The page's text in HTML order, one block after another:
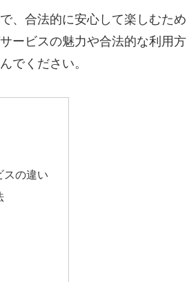
、合法的に安心して楽しむため
ービスの魅力や合法的な利用方
でください。
スの違い